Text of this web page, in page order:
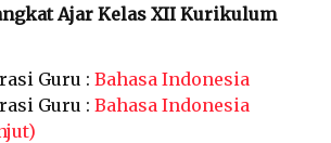
Ajar Kelas XII Kurikulum
Guru : Bahasa Indonesia
Guru : Bahasa Indonesia